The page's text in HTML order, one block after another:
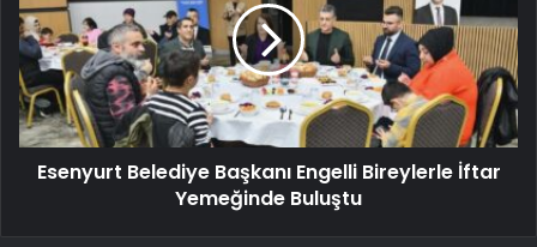
Esenyurt Belediye Başkanı Engelli Bireylerle İftar
Yemeğinde Buluştu